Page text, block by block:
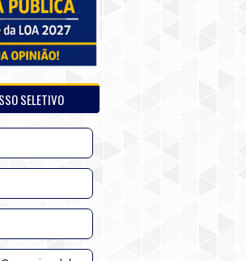
SELETIVO